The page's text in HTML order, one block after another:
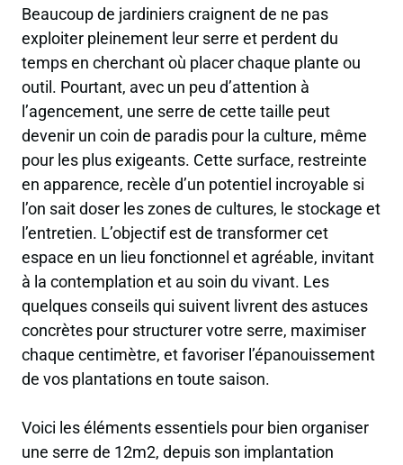
Beaucoup de jardiniers craignent de ne pas
exploiter pleinement leur serre et perdent du
temps en cherchant où placer chaque plante ou
outil. Pourtant, avec un peu d’attention à
l’agencement, une serre de cette taille peut
devenir un coin de paradis pour la culture, même
pour les plus exigeants. Cette surface, restreinte
en apparence, recèle d’un potentiel incroyable si
l’on sait doser les zones de cultures, le stockage et
l’entretien. L’objectif est de transformer cet
espace en un lieu fonctionnel et agréable, invitant
à la contemplation et au soin du vivant. Les
quelques conseils qui suivent livrent des astuces
concrètes pour structurer votre serre, maximiser
chaque centimètre, et favoriser l’épanouissement
de vos plantations en toute saison.
Voici les éléments essentiels pour bien organiser
une serre de 12m2, depuis son implantation